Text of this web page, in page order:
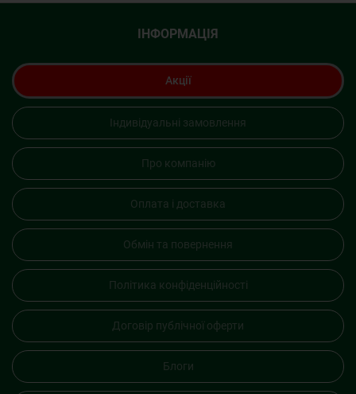
ІНФОРМАЦІЯ
Акції
Індивідуальні замовлення
Про компанію
Оплата і доставка
Обмін та повернення
Політика конфіденційності
Договір публічної оферти
Блоги